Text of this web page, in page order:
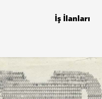
İş İlanları